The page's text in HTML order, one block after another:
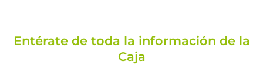
Entérate de toda la información de la
Caja